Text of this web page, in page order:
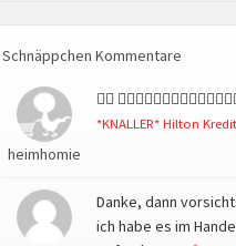
Schnäppchen Kommentare
heimhomie
👍🏻
*KNALLER* Hilton
Danke, dann
ich habe es im